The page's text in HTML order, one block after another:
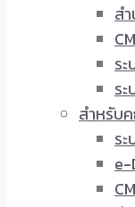
ส
ร
ร
สำหรับ
ร
e-